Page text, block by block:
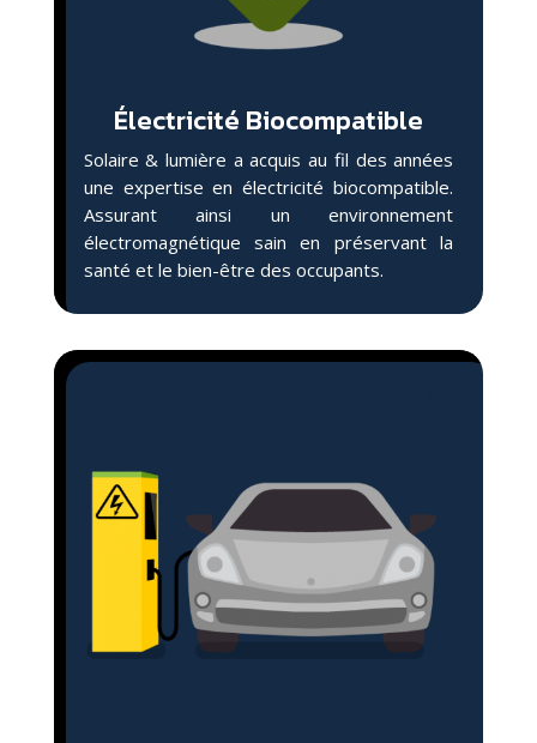
Électricité Biocompatible
Solaire & lumière a acquis au fil des années
une expertise en électricité biocompatible.
Assurant ainsi un environnement
électromagnétique sain en préservant la
santé et le bien-être des occupants.